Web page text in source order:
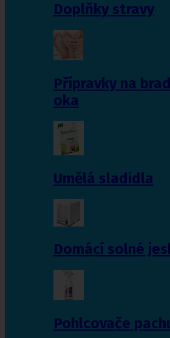
Doplňky stravy
Přípravky na
oka
Umělá sladidla
Domácí solné
Pohlcovače